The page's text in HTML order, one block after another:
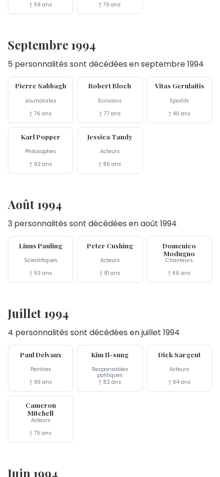
† 59 ans
† 70 ans
Septembre 1994
5 personnalités sont décédées en septembre 1994
30 sep
Pierre Sabbagh
Journalistes
† 76 ans
Robert Bloch
Écrivains
† 77 ans
18 sep
Vitas Gerulaitis
Sportifs
† 40 ans
17 sep
Karl Popper
Philosophes
† 92 ans
11 sep
Jessica Tandy
Acteurs
† 85 ans
Août 1994
3 personnalités sont décédées en août 1994
19 aoû
Linus Pauling
Scientifiques
† 93 ans
Peter Cushing
Acteurs
† 81 ans
Domenico
Modugno
Chanteurs
† 66 ans
Juillet 1994
4 personnalités sont décédées en juillet 1994
20 jul
Paul Delvaux
Peintres
† 96 ans
Kim Il-sung
Responsables
politiques
† 82 ans
Dick Sargent
Acteurs
† 64 ans
6 jul
Cameron
Mitchell
Acteurs
† 75 ans
Juin 1994